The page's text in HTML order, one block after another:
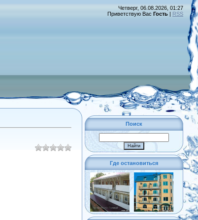
Четверг, 06.08.2026, 01:27
Приветствую Вас Гость | RSS
Поиск
Где остановиться